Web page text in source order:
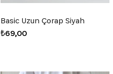
Basic Uzun Çorap Siyah
₺69,00